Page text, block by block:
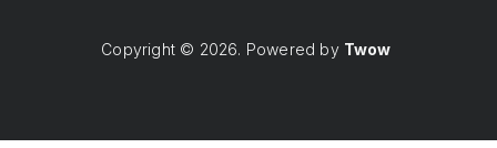
Copyright © 2026. Powered by Twow